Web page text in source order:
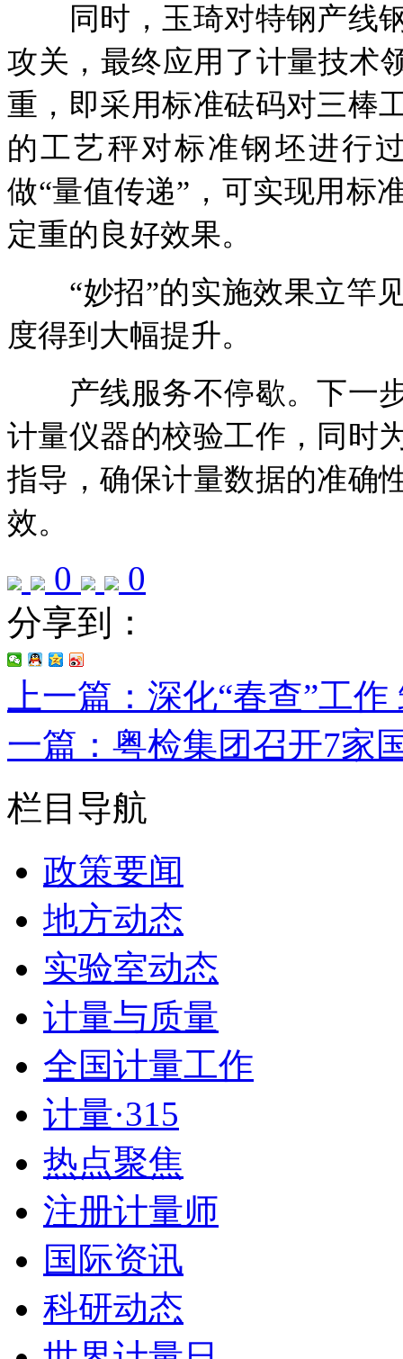
同时，玉琦对特钢产线钢
攻关，最终应用了计量技术
重，即采用标准砝码对三棒
的工艺秤对标准钢坯进行
做“量值传递”，可实现用标
定重的良好效果。
“妙招”的实施效果立竿见
度得到大幅提升。
产线服务不停歇。下一步
计量仪器的校验工作，同时
指导，确保计量数据的准确
效。
0
0
分享到：
上一篇：深化“春查”工
一篇：粤检集团召开7家
栏目导航
政策要闻
地方动态
实验室动态
计量与质量
全国计量工作
计量·315
热点聚焦
注册计量师
国际资讯
科研动态